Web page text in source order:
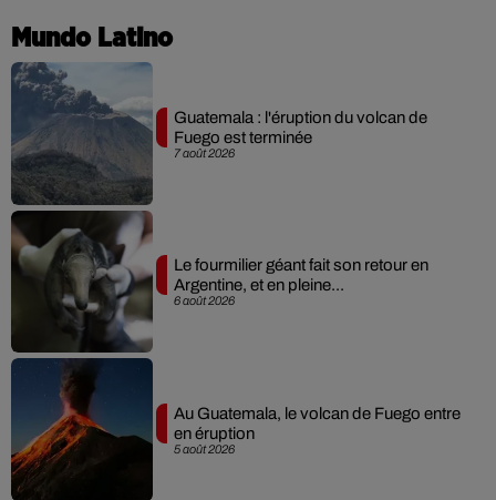
Mundo Latino
7 août 2026
Guatemala : l'éruption du volcan de
Fuego est terminée
6 août 2026
Le fourmilier géant fait son retour en
Argentine, et en pleine...
5 août 2026
Au Guatemala, le volcan de Fuego entre
en éruption